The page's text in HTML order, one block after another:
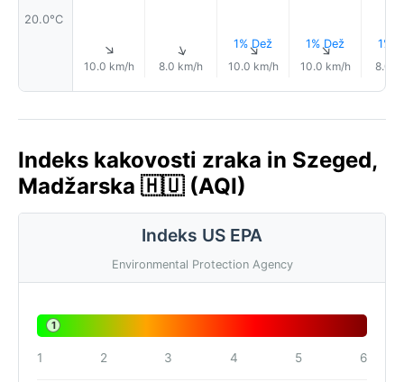
20.0°C
↑
10.0 km/h
↑
8.0 km/h
1% Dež
↑
10.0 km/h
1% Dež
↑
10.0 km/h
1%
8.0
Indeks kakovosti zraka in Szeged,
Madžarska 🇭🇺 (AQI)
Indeks US EPA
Environmental Protection Agency
1
1 2 3 4 5 6